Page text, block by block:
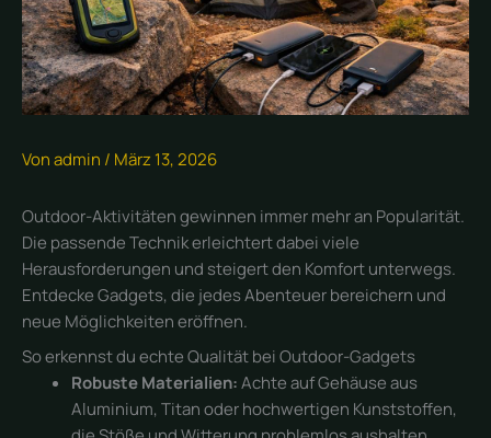
Vonadmin / März 13, 2026
Outdoor-Aktivitäten gewinnen immer mehr an Popularität.
Die passende Technik erleichtert dabei viele
Herausforderungen und steigert den Komfort unterwegs.
Entdecke Gadgets, die jedes Abenteuer bereichern und
neue Möglichkeiten eröffnen.
So erkennst du echte Qualität bei Outdoor-Gadgets
Robuste Materialien:Achte auf Gehäuse aus
Aluminium, Titan oder hochwertigen Kunststoffen,